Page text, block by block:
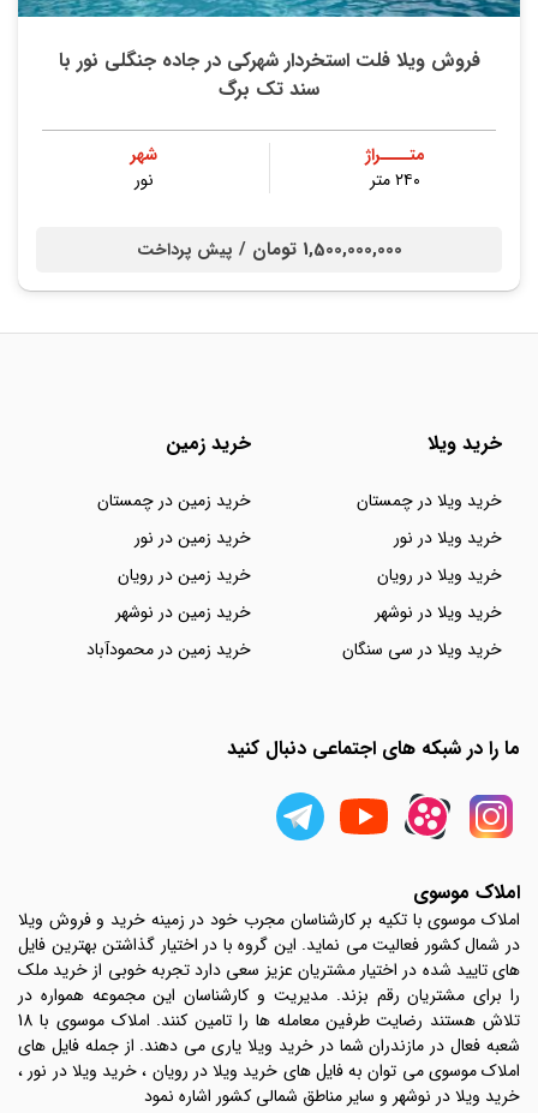
فروش ویلا فلت استخردار شهرکی در جاده جنگلی نور با
سند تک‌ برگ
متــــراژ
۲۴۰ متر
شهر
نور
1,500,000,000 تومان / پیش پرداخت
خرید ویلا
خرید ویلا در چمستان
خرید ویلا در نور
خرید ویلا در رویان
خرید ویلا در نوشهر
خرید ویلا در سی سنگان
خرید زمین
خرید زمین در چمستان
خرید زمین در نور
خرید زمین در رویان
خرید زمین در نوشهر
خرید زمین در محمودآباد
ما را در شبکه های اجتماعی دنبال کنید
املاک موسوی
املاک موسوی با تکیه بر کارشناسان مجرب خود در زمینه خرید و فروش ویلا
در شمال کشور فعالیت می نماید. این گروه با در اختیار گذاشتن بهترین فایل
های تایید شده در اختیار مشتریان عزیز سعی دارد تجربه خوبی از خرید ملک
را برای مشتریان رقم بزند. مدیریت و کارشناسان این مجموعه همواره در
تلاش هستند رضایت طرفین معامله ها را تامین کنند. املاک موسوی با 18
شعبه فعال در مازندران شما در خرید ویلا یاری می دهند. از جمله فایل های
املاک موسوی می توان به فایل های خرید ویلا در رویان ، خرید ویلا در نور ،
خرید ویلا در نوشهر و سایر مناطق شمالی کشور اشاره نمود